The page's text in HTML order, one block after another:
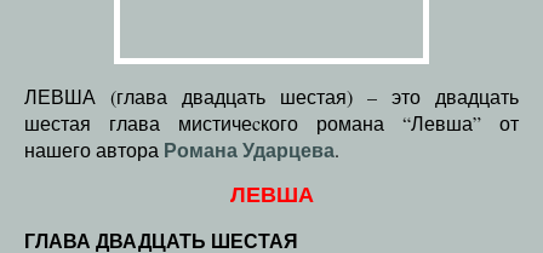
ЛЕВША (глава двадцать шестая) – это двадцать
шестая глава мистичеcкого романа “Левша” от
нашего автора Романа Ударцева.
ЛЕВША
ГЛАВА ДВАДЦАТЬ ШЕСТАЯ